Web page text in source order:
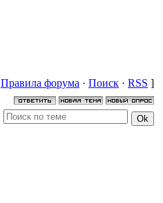
Правила форума · Поиск · RSS ]